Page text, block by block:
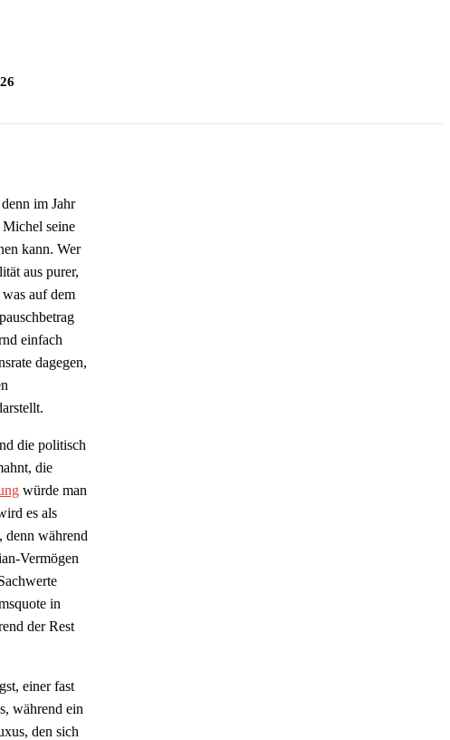
im Jahr
seine
kann. Wer
aus purer,
auf dem
einfach
dagegen,
die politisch
die
würde man
es als
denn während
Vermögen
in
der Rest
einer fast
während ein
den sich